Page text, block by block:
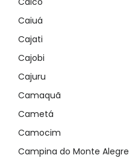
Caiuá
Cajati
Cajobi
Cajuru
Camaquã
Cametá
Camocim
Campina do Monte Alegre